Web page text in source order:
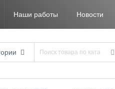
Наши работы Новости